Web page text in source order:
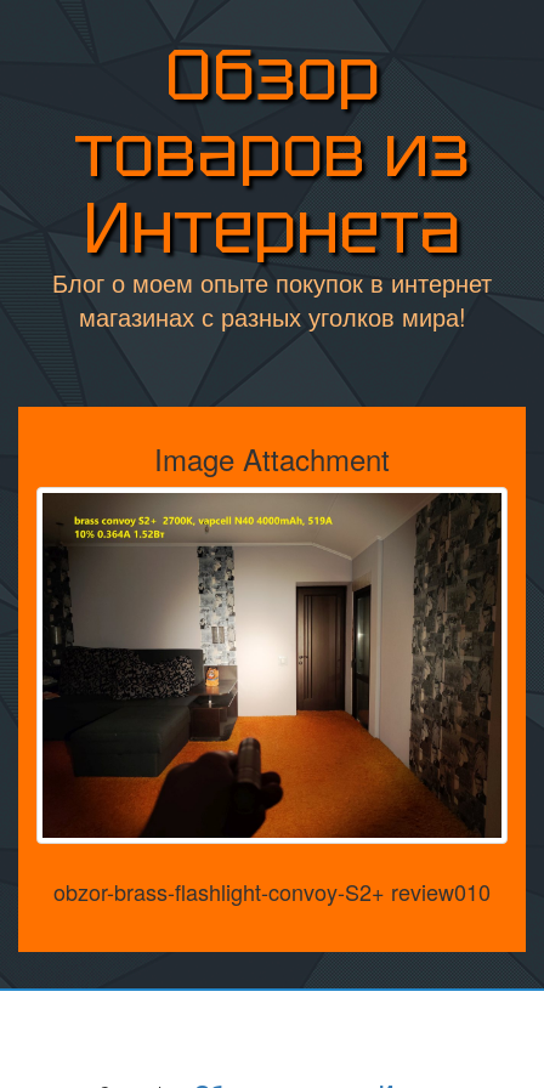
Обзор
товаров из
Интернета
Блог о моем опыте покупок в интернет
магазинах с разных уголков мира!
Image Attachment
obzor-brass-flashlight-convoy-S2+ review010